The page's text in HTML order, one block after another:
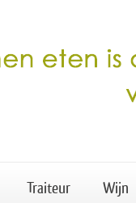
Traiteur Wijn